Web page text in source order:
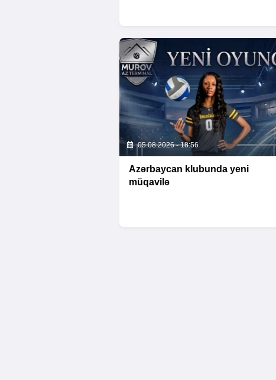
05.08.2026 - 18:56
Azərbaycan klubunda yeni
müqavilə